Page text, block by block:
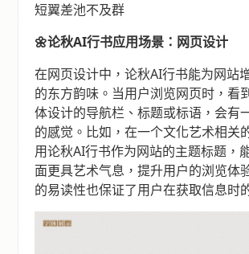
短翼差池不及群
🌼论秋AI行书应用场景：网页设计
在网页设计中，论秋AI行书能为网站
的东方韵味。当用户浏览网页时，看
体设计的导航栏、标题或标语，会有
的感觉。比如，在一个文化艺术相关
用论秋AI行书作为网站的主题标题，
面更具艺术气息，提升用户的浏览体
的易读性也保证了用户在获取信息时